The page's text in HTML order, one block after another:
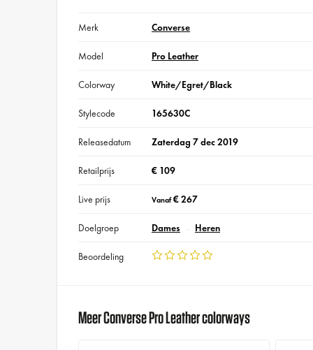
Merk Converse
Model Pro Leather
Colorway White/Egret/Black
Stylecode 165630C
Releasedatum Zaterdag 7 dec 2019
Retailprijs € 109
Live prijs Vanaf€ 267
Doelgroep Dames Heren
Beoordeling
Meer Converse Pro Leather colorways